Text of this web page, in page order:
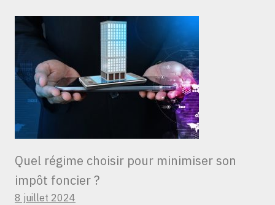
Quel régime choisir pour minimiser son
impôt foncier ?
8 juillet 2024